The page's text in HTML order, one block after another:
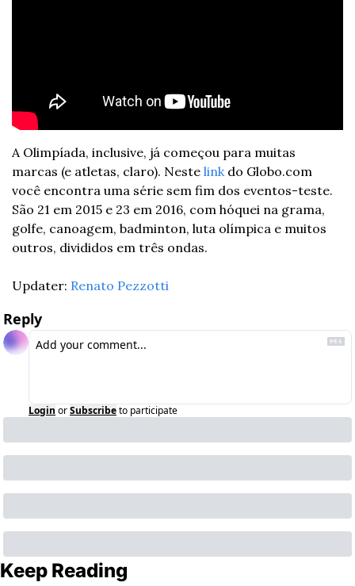
A Olimpíada, inclusive, já começou para muitas
marcas (e atletas, claro). Neste link do Globo.com
você encontra uma série sem fim dos eventos-teste.
São 21 em 2015 e 23 em 2016, com hóquei na grama,
golfe, canoagem, badminton, luta olímpica e muitos
outros, divididos em três ondas.
Updater: Renato Pezzotti
Reply
Login orSubscribeto participate
Keep Reading